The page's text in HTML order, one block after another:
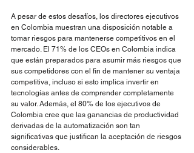
A pesar de estos desafíos, los directores ejecutivos
en Colombia muestran una disposición notable a
tomar riesgos para mantenerse competitivos en el
mercado. El 71% de los CEOs en Colombia indica
que están preparados para asumir más riesgos que
sus competidores con el fin de mantener su ventaja
competitiva, incluso si esto implica invertir en
tecnologías antes de comprender completamente
su valor. Además, el 80% de los ejecutivos de
Colombia cree que las ganancias de productividad
derivadas de la automatización son tan
significativas que justifican la aceptación de riesgos
considerables.